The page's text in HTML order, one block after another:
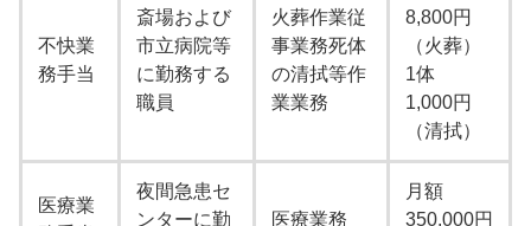
不快業
務手当
斎場および
市立病院等
に勤務する
職員
火葬作業従
事業務死体
の清拭等作
業業務
8,800円
（火葬）
1体
1,000円
（清拭）
医療業
夜間急患セ
ンターに勤
医療業務
月額
350,000円